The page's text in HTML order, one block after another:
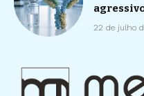
22 de julho